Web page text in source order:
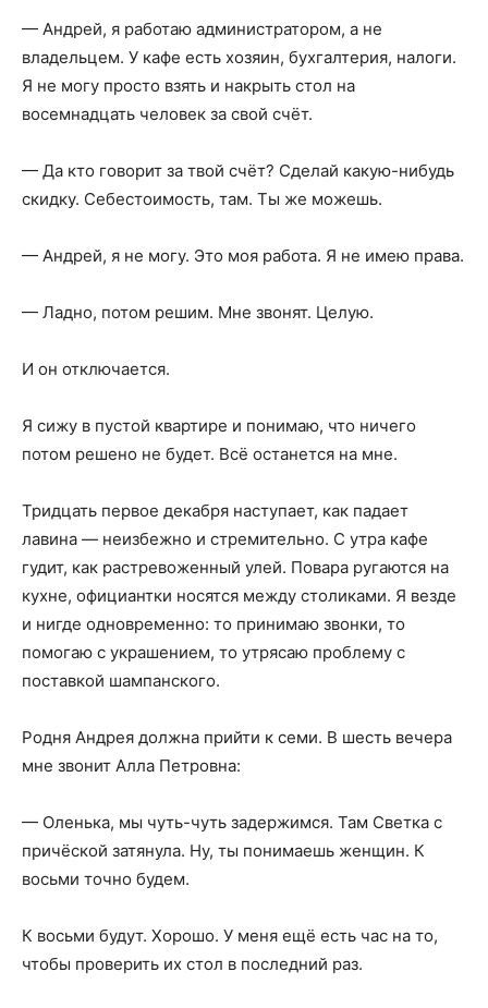
— Андрей, я работаю администратором, а не
владельцем. У кафе есть хозяин, бухгалтерия, налоги.
Я не могу просто взять и накрыть стол на
восемнадцать человек за свой счёт.
— Да кто говорит за твой счёт? Сделай какую-нибудь
скидку. Себестоимость, там. Ты же можешь.
— Андрей, я не могу. Это моя работа. Я не имею права.
— Ладно, потом решим. Мне звонят. Целую.
И он отключается.
Я сижу в пустой квартире и понимаю, что ничего
потом решено не будет. Всё останется на мне.
Тридцать первое декабря наступает, как падает
лавина — неизбежно и стремительно. С утра кафе
гудит, как растревоженный улей. Повара ругаются на
кухне, официантки носятся между столиками. Я везде
и нигде одновременно: то принимаю звонки, то
помогаю с украшением, то утрясаю проблему с
поставкой шампанского.
Родня Андрея должна прийти к семи. В шесть вечера
мне звонит Алла Петровна:
— Оленька, мы чуть-чуть задержимся. Там Светка с
причёской затянула. Ну, ты понимаешь женщин. К
восьми точно будем.
К восьми будут. Хорошо. У меня ещё есть час на то,
чтобы проверить их стол в последний раз.